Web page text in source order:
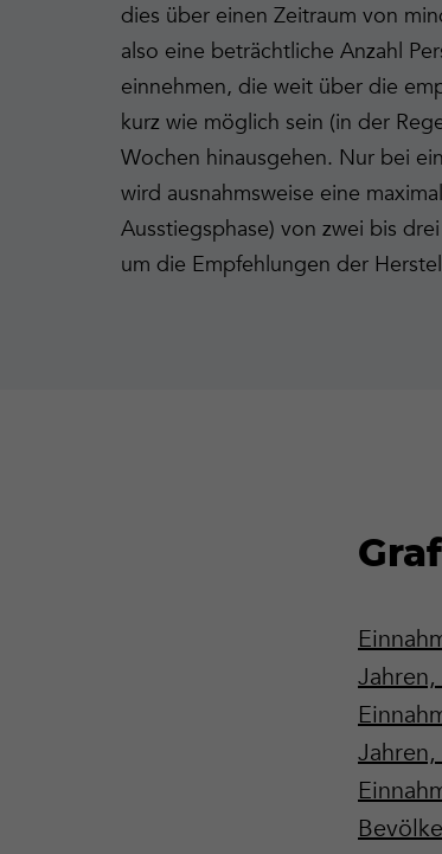
dies über einen Zeitraum von
also eine beträchtliche Anzahl
einnehmen, die weit über die
kurz wie möglich sein (in der
Wochen hinausgehen. Nur bei
wird ausnahmsweise eine
Ausstiegsphase) von zwei bis
um die Empfehlungen der